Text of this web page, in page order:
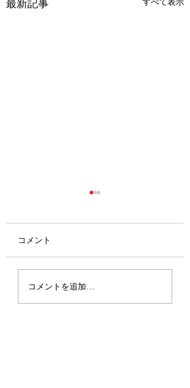
最新記事 すべて表示
2026.6.27-28 敦賀遠征
コメント
コメントを追加…